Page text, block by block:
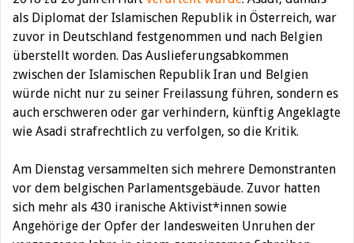
als Diplomat der Islamischen Republik in Österreich, war
zuvor in Deutschland festgenommen und nach Belgien
überstellt worden. Das Auslieferungsabkommen
zwischen der Islamischen Republik Iran und Belgien
würde nicht nur zu seiner Freilassung führen, sondern es
auch erschweren oder gar verhindern, künftig Angeklagte
wie Asadi strafrechtlich zu verfolgen, so die Kritik.
Am Dienstag versammelten sich mehrere Demonstranten
vor dem belgischen Parlamentsgebäude. Zuvor hatten
sich mehr als 430 iranische Aktivist*innen sowie
Angehörige der Opfer der landesweiten Unruhen der